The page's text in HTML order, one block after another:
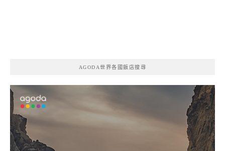
AGODA世界各國飯店搜尋